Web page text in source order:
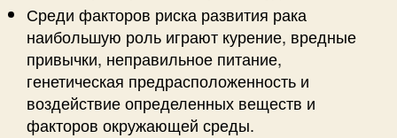
Среди факторов риска развития рака
наибольшую роль играют курение, вредные
привычки, неправильное питание,
генетическая предрасположенность и
воздействие определенных веществ и
факторов окружающей среды.